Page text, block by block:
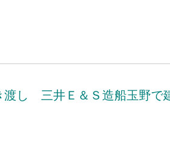
渡し 三井Ｅ＆Ｓ造船玉野で